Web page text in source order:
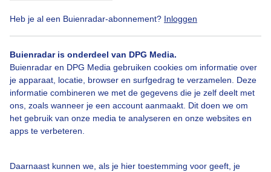
Heb je al een Buienradar-abonnement? Inloggen
Buienradar is onderdeel van DPG Media.
Buienradar en DPG Media gebruiken cookies om informatie over
je apparaat, locatie, browser en surfgedrag te verzamelen. Deze
informatie combineren we met de gegevens die je zelf deelt met
ons, zoals wanneer je een account aanmaakt. Dit doen we om
het gebruik van onze media te analyseren en onze websites en
apps te verbeteren.
Daarnaast kunnen we, als je hier toestemming voor geeft, je
Een moment geduld aub...